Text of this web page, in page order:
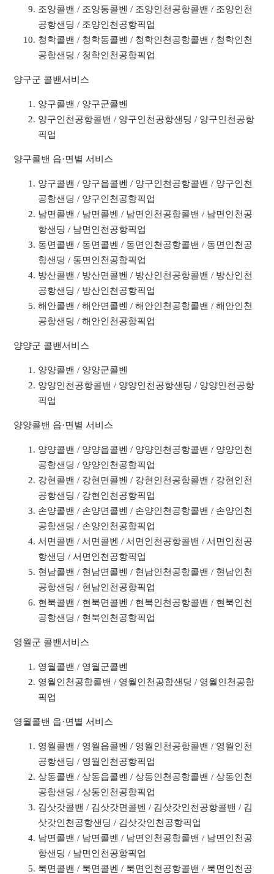
조양콜밴 / 조양동콜벤 / 조양인천공항콜밴 / 조양인천
공항샌딩 / 조양인천공항픽업
청학콜밴 / 청학동콜벤 / 청학인천공항콜밴 / 청학인천
공항샌딩 / 청학인천공항픽업
양구군 콜밴서비스
양구콜밴 / 양구군콜벤
양구인천공항콜밴 / 양구인천공항샌딩 / 양구인천공항
픽업
양구콜밴 읍·면별 서비스
양구콜밴 / 양구읍콜벤 / 양구인천공항콜밴 / 양구인천
공항샌딩 / 양구인천공항픽업
남면콜밴 / 남면콜벤 / 남면인천공항콜밴 / 남면인천공
항샌딩 / 남면인천공항픽업
동면콜밴 / 동면콜벤 / 동면인천공항콜밴 / 동면인천공
항샌딩 / 동면인천공항픽업
방산콜밴 / 방산면콜벤 / 방산인천공항콜밴 / 방산인천
공항샌딩 / 방산인천공항픽업
해안콜밴 / 해안면콜벤 / 해안인천공항콜밴 / 해안인천
공항샌딩 / 해안인천공항픽업
양양군 콜밴서비스
양양콜밴 / 양양군콜벤
양양인천공항콜밴 / 양양인천공항샌딩 / 양양인천공항
픽업
양양콜밴 읍·면별 서비스
양양콜밴 / 양양읍콜벤 / 양양인천공항콜밴 / 양양인천
공항샌딩 / 양양인천공항픽업
강현콜밴 / 강현면콜벤 / 강현인천공항콜밴 / 강현인천
공항샌딩 / 강현인천공항픽업
손양콜밴 / 손양면콜벤 / 손양인천공항콜밴 / 손양인천
공항샌딩 / 손양인천공항픽업
서면콜밴 / 서면콜벤 / 서면인천공항콜밴 / 서면인천공
항샌딩 / 서면인천공항픽업
현남콜밴 / 현남면콜벤 / 현남인천공항콜밴 / 현남인천
공항샌딩 / 현남인천공항픽업
현북콜밴 / 현북면콜벤 / 현북인천공항콜밴 / 현북인천
공항샌딩 / 현북인천공항픽업
영월군 콜밴서비스
영월콜밴 / 영월군콜벤
영월인천공항콜밴 / 영월인천공항샌딩 / 영월인천공항
픽업
영월콜밴 읍·면별 서비스
영월콜밴 / 영월읍콜벤 / 영월인천공항콜밴 / 영월인천
공항샌딩 / 영월인천공항픽업
상동콜밴 / 상동읍콜벤 / 상동인천공항콜밴 / 상동인천
공항샌딩 / 상동인천공항픽업
김삿갓콜밴 / 김삿갓면콜벤 / 김삿갓인천공항콜밴 / 김
삿갓인천공항샌딩 / 김삿갓인천공항픽업
남면콜밴 / 남면콜벤 / 남면인천공항콜밴 / 남면인천공
항샌딩 / 남면인천공항픽업
북면콜밴 / 북면콜벤 / 북면인천공항콜밴 / 북면인천공